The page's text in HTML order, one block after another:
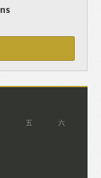
事先同
途。如果
意我們將
會根據用戶
目標廣
或觀看一
何用戶的
廣告作出
可能假設
五 六